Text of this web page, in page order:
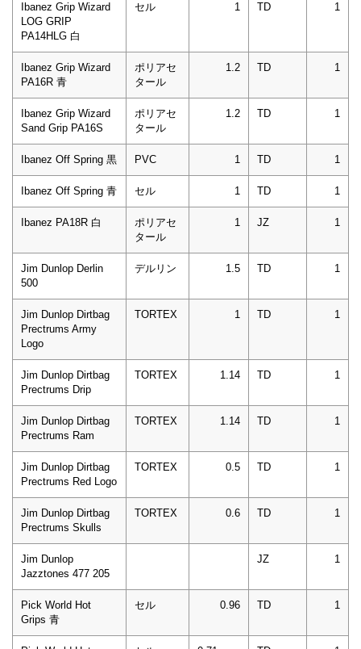
Ibanez Grip Wizard
LOG GRIP
PA14HLG 白
セル 1 TD 1
Ibanez Grip Wizard
PA16R 青
ポリアセ
タール
1.2 TD 1
Ibanez Grip Wizard
Sand Grip PA16S
ポリアセ
タール
1.2 TD 1
Ibanez Off Spring 黒 PVC 1 TD 1
Ibanez Off Spring 青 セル 1 TD 1
Ibanez PA18R 白
ポリアセ
タール
1 JZ 1
Jim Dunlop Derlin
500
デルリン 1.5 TD 1
Jim Dunlop Dirtbag
Prectrums Army
Logo
TORTEX 1 TD 1
Jim Dunlop Dirtbag
Prectrums Drip
TORTEX 1.14 TD 1
Jim Dunlop Dirtbag
Prectrums Ram
TORTEX 1.14 TD 1
Jim Dunlop Dirtbag
Prectrums Red Logo
TORTEX 0.5 TD 1
Jim Dunlop Dirtbag
Prectrums Skulls
TORTEX 0.6 TD 1
Jim Dunlop
Jazztones 477 205
JZ 1
Pick World Hot
Grips 青
セル 0.96 TD 1